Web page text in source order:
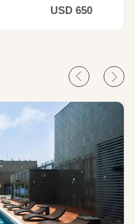
USD 650